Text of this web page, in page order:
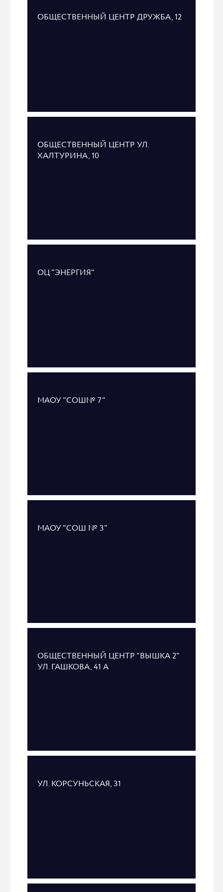
ОБЩЕСТВЕННЫЙ ЦЕНТР ДРУЖБА, 12
ОБЩЕСТВЕННЫЙ ЦЕНТР УЛ.
ХАЛТУРИНА, 10
ОЦ "ЭНЕРГИЯ"
МАОУ "СОШ№ 7"
МАОУ "СОШ № 3"
ОБЩЕСТВЕННЫЙ ЦЕНТР "ВЫШКА 2"
УЛ. ГАШКОВА, 41 А
УЛ. КОРСУНЬСКАЯ, 31